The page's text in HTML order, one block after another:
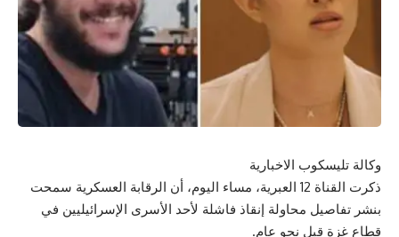
وكالة تليسكوب الاخبارية
ذكرت القناة 12 العبرية، مساء اليوم، أن الرقابة العسكرية سمحت
بنشر تفاصيل محاولة إنقاذ فاشلة لأحد الأسرى الإسرائيليين في
قطاع غزة قبل نحو عام.